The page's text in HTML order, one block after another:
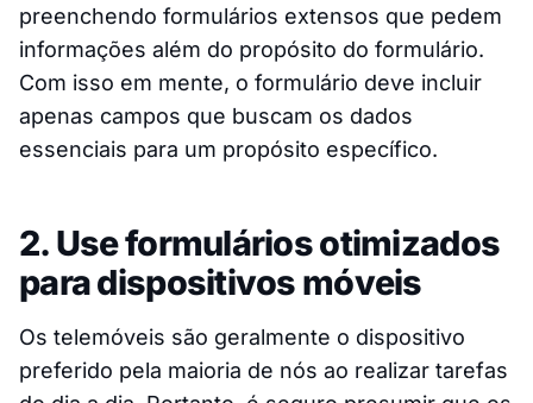
preenchendo formulários extensos que pedem
informações além do propósito do formulário.
Com isso em mente, o formulário deve incluir
apenas campos que buscam os dados
essenciais para um propósito específico.
2. Use formulários otimizados
para dispositivos móveis
Os telemóveis são geralmente o dispositivo
preferido pela maioria de nós ao realizar tarefas